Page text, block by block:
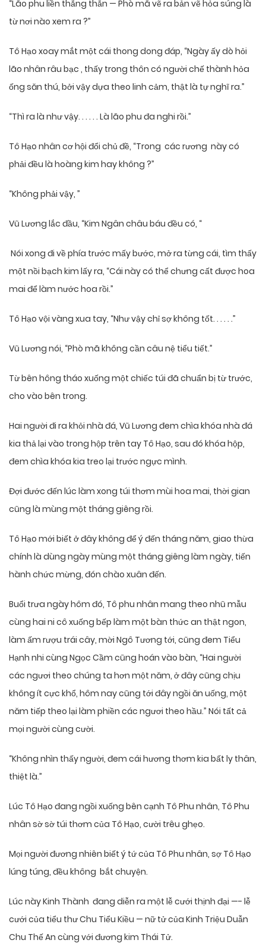
“Lão phu liền thẳng thắn — Phò mã vẽ ra bản vẽ hỏa súng là
từ nơi nào xem ra ?”
Tô Hạo xoay mắt một cái thong dong đáp, “Ngày ấy dò hỏi
lão nhân râu bạc , thấy trong thôn có người chế thành hỏa
ống săn thú, bởi vậy dựa theo linh cảm, thật là tự nghĩ ra.”
“Thì ra là như vậy. . . . . . Là lão phu đa nghi rồi.”
Tô Hạo nhân cơ hội đổi chủ đề, “Trong các rương này có
phải đều là hoàng kim hay không ?”
“Không phải vậy, ”
Vũ Lương lắc đầu, “Kim Ngân châu báu đều có, “
Nói xong đi về phía trước mấy bước, mở ra từng cái, tìm thấy
một nồi bạch kim lấy ra, “Cái này có thể chưng cất được hoa
mai để làm nước hoa rồi.”
Tô Hạo vội vàng xua tay, “Như vậy chỉ sợ không tốt. . . . . .”
Vũ Lương nói, “Phò mã không cần câu nệ tiểu tiết.”
Từ bên hông tháo xuống một chiếc túi đã chuẩn bị từ trước,
cho vào bên trong.
Hai người đi ra khỏi nhà đá, Vũ Lương đem chìa khóa nhà đá
kia thả lại vào trong hộp trên tay Tô Hạo, sau đó khóa hộp,
đem chìa khóa kia treo lại trước ngực mình.
Đợi đước đến lúc làm xong túi thơm mùi hoa mai, thời gian
cũng là mùng một tháng giêng rồi.
Tô Hạo mới biết ở đây không để ý đến tháng năm, giao thừa
chính là dùng ngày mùng một tháng giêng làm ngày, tiến
hành chức mừng, đón chào xuân đến.
Buổi trưa ngày hôm đó, Tô phu nhân mang theo nhũ mẫu
cùng hai ni cô xuống bếp làm một bàn thức an thật ngon,
làm ấm rượu trái cây, mời Ngô Tương tới, cũng đem Tiểu
Hạnh nhi cùng Ngọc Cầm cũng hoán vào bàn, “Hai người
các ngươi theo chúng ta hơn một năm, ở đây cũng chịu
không ít cực khổ, hôm nay cũng tới đây ngồi ăn uống, một
năm tiếp theo lại làm phiền các ngươi theo hầu.” Nói tất cả
mọi người cùng cười.
“Không nhìn thấy người, đem cái hương thơm kia bất ly thân,
thiệt là.”
Lúc Tô Hạo đang ngồi xuống bên cạnh Tô Phu nhân, Tô Phu
nhân sờ sờ túi thơm của Tô Hạo, cười trêu ghẹo.
Mọi người đương nhiên biết ý tứ của Tô Phu nhân, sợ Tô Hạo
lúng túng, đều không bắt chuyện.
Lúc này Kinh Thành đang diễn ra một lễ cưới thịnh đại —- lễ
cưới của tiểu thư Chu Tiểu Kiều — nữ tử của Kinh Triệu Duẫn
Chu Thế An cùng với đương kim Thái Tử.